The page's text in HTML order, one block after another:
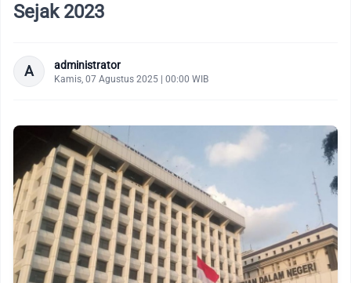
Sejak 2023
A administrator
Kamis, 07 Agustus 2025 | 00:00 WIB